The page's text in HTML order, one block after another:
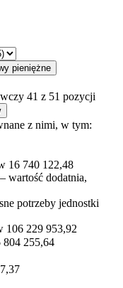
pieniężne
41 z 51 pozycji
z nimi, w tym:
16 740 122,48
wartość dodatnia,
potrzeby jednostki
106 229 953,92
804 255,64